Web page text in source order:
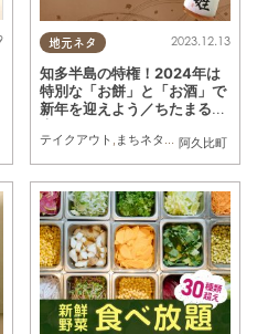
ちたまる広告, 家族
地元ネタ
阿久比町
2023.12.13
知多半島の特権！2024年は
特別な「お餅」と「お酒」で
新年を迎えよう／ちたまる広
テイクアウト , まちネタ ,ちたまるショッピ